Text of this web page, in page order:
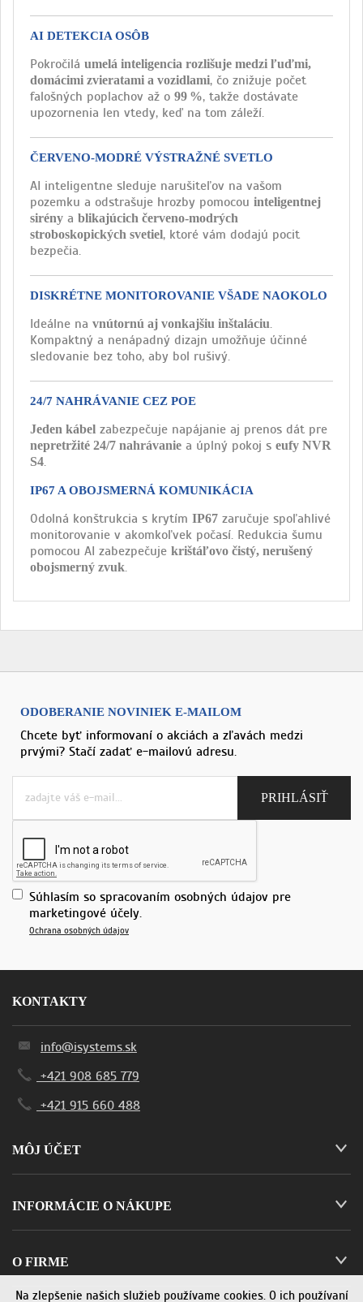
AI DETEKCIA OSÔB
Pokročilá umelá inteligencia rozlišuje medzi ľuďmi,
domácimi zvieratami a vozidlami, čo znižuje počet
falošných poplachov až o 99 %, takže dostávate
upozornenia len vtedy, keď na tom záleží.
ČERVENO-MODRÉ VÝSTRAŽNÉ SVETLO
AI inteligentne sleduje narušiteľov na vašom
pozemku a odstrašuje hrozby pomocou inteligentnej
sirény a blikajúcich červeno-modrých
stroboskopických svetiel, ktoré vám dodajú pocit
bezpečia.
DISKRÉTNE MONITOROVANIE VŠADE NAOKOLO
Ideálne na vnútornú aj vonkajšiu inštaláciu.
Kompaktný a nenápadný dizajn umožňuje účinné
sledovanie bez toho, aby bol rušivý.
24/7 NAHRÁVANIE CEZ POE
Jeden kábel zabezpečuje napájanie aj prenos dát pre
nepretržité 24/7 nahrávanie a úplný pokoj s eufy NVR
S4.
IP67 A OBOJSMERNÁ KOMUNIKÁCIA
Odolná konštrukcia s krytím IP67 zaručuje spoľahlivé
monitorovanie v akomkoľvek počasí. Redukcia šumu
pomocou AI zabezpečuje krištáľovo čistý, nerušený
obojsmerný zvuk.
ODOBERANIE NOVINIEK E-MAILOM
Chcete byť informovaní o akciách a zľavách medzi
prvými? Stačí zadať e-mailovú adresu.
Súhlasím so spracovaním osobných údajov pre
marketingové účely.
Ochrana osobných údajov
KONTAKTY
info@isystems.sk
+421 908 685 779
+421 915 660 488
MÔJ ÚČET
INFORMÁCIE O NÁKUPE
O FIRME
Na zlepšenie našich služieb používame cookies. O ich používaní